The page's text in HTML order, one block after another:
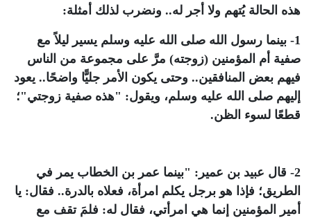
هذه الحالة يُتهم ولا أجر له.. ونضرب لذلك أمثلة:
1- بينما رسول الله صلى الله عليه وسلم يسير ليلاً مع
صفية أم المؤمنين (زوجته) مرَّ على مجموعة من الناس
فيهم بعض المنافقين.. وحتى يكون الأمر جليًّا واضحًا.. يعود
إليهم صلى الله عليه وسلم، ويقول: "هذه صفية زوجتي"؛
قطعًا لسوء الظن.
2- قال عبيد بن عمير: "بينما عمر بن الخطاب يمر في
الطريق؛ فإذا هو برجل يكلم امرأة، فعلاه بالدرة.. فقال: يا
أمير المؤمنين إنما هي امرأتي، فقال له: فلمَ تقف مع